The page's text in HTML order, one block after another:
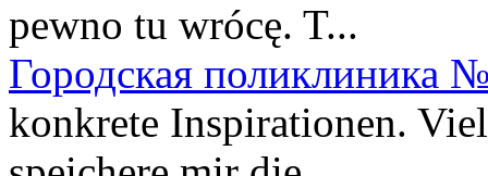
pewno tu wrócę. T...
Городская поликлиника
konkrete Inspirationen.